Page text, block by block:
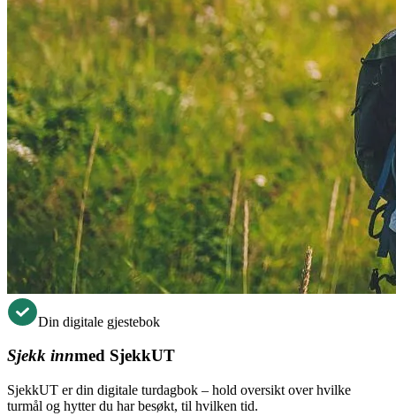
Din digitale gjestebok
Sjekk innmed SjekkUT
SjekkUT er din digitale turdagbok – hold oversikt over hvilke
turmål og hytter du har besøkt, til hvilken tid.